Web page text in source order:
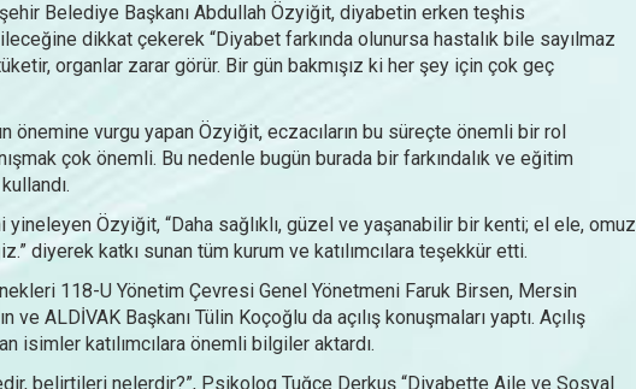
Belediye Başkanı Abdullah Özyiğit, diyabetin erken teşhis
dikkat çekerek “Diyabet farkında olunursa hastalık bile sayılmaz
organlar zarar görür. Bir gün bakmışız ki her şey için çok geç
önemine vurgu yapan Özyiğit, eczacıların bu süreçte önemli bir rol
çok önemli. Bu nedenle bugün burada bir farkındalık ve eğitim
Özyiğit, “Daha sağlıklı, güzel ve yaşanabilir bir kenti; el ele, omuz
diyerek katkı sunan tüm kurum ve katılımcılara teşekkür etti.
118-U Yönetim Çevresi Genel Yönetmeni Faruk Birsen, Mersin
ve ALDİVAK Başkanı Tülin Koçoğlu da açılış konuşmaları yaptı. Açılış
isimler katılımcılara önemli bilgiler aktardı.
belirtileri nelerdir?”, Psikolog Tuğçe Derkuş “Diyabette Aile ve Sosyal